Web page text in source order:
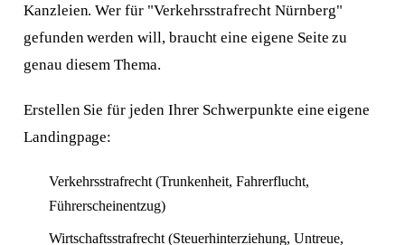
Kanzleien. Wer für "Verkehrsstrafrecht Nürnberg"
gefunden werden will, braucht eine eigene Seite zu
genau diesem Thema.
Erstellen Sie für jeden Ihrer Schwerpunkte eine eigene
Landingpage:
Verkehrsstrafrecht (Trunkenheit, Fahrerflucht,
Führerscheinentzug)
Wirtschaftsstrafrecht (Steuerhinterziehung, Untreue,